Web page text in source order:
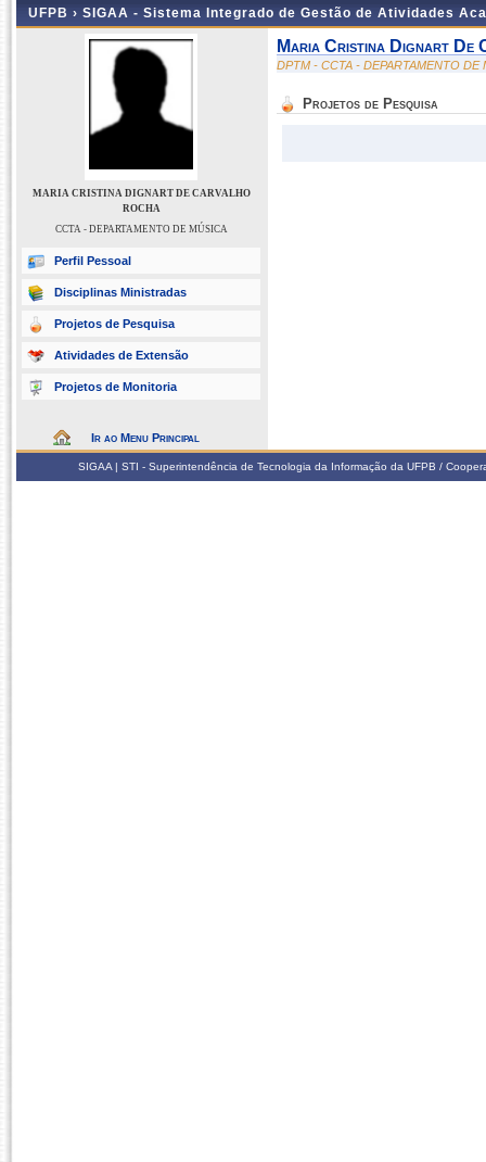
UFPB › SIGAA - Sistema Integrado de Gestão de Atividades
MARIA CRISTINA DIGNART DE CARVALHO
ROCHA
CCTA - DEPARTAMENTO DE MÚSICA
Perfil Pessoal
Disciplinas Ministradas
Projetos de Pesquisa
Atividades de Extensão
Projetos de Monitoria
Ir ao Menu Principal
Maria Cristina Dignart De
DPTM - CCTA - DEPARTAMENTO DE
Projetos de Pesquisa
SIGAA | STI - Superintendência de Tecnologia da Informação da UFPB /